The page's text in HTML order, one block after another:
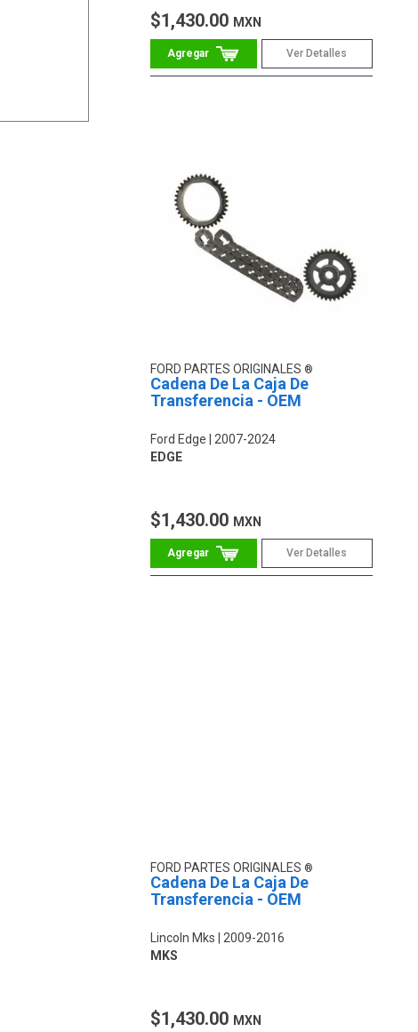
$1,430.00 MXN
Ver Detalles
FORD PARTES ORIGINALES
Cadena De La Caja De
Transferencia - OEM
Ford Edge
2007-2024
EDGE
$1,430.00 MXN
Ver Detalles
FORD PARTES ORIGINALES
Cadena De La Caja De
Transferencia - OEM
Lincoln Mks
2009-2016
MKS
$1,430.00 MXN